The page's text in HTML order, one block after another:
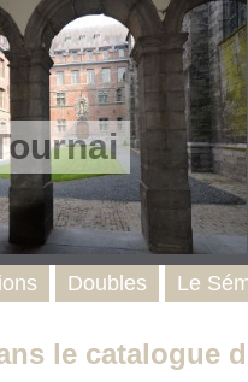
le catalogue
Doubles Le